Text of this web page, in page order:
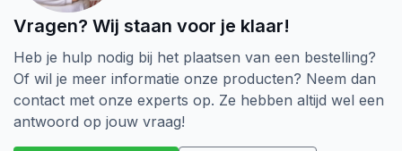
Vragen? Wij staan voor je klaar!
Heb je hulp nodig bij het plaatsen van een bestelling?
Of wil je meer informatie onze producten? Neem dan
contact met onze experts op. Ze hebben altijd wel een
antwoord op jouw vraag!